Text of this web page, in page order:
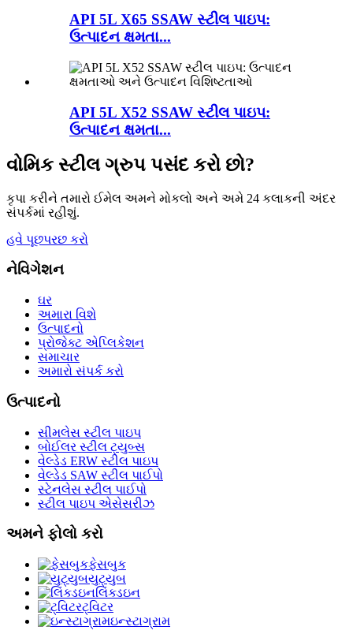
API 5L X65 SSAW સ્ટીલ પાઇપ:
ઉત્પાદન ક્ષમતા...
API 5L X52 SSAW સ્ટીલ પાઇપ:
ઉત્પાદન ક્ષમતા...
વોમિક સ્ટીલ ગ્રુપ પસંદ કરો છો?
કૃપા કરીને તમારો ઈમેલ અમને મોકલો અને અમે 24 કલાકની અંદર
સંપર્કમાં રહીશું.
હવે પૂછપરછ કરો
નેવિગેશન
ઘર
અમારા વિશે
ઉત્પાદનો
પ્રોજેક્ટ એપ્લિકેશન
સમાચાર
અમારો સંપર્ક કરો
ઉત્પાદનો
સીમલેસ સ્ટીલ પાઇપ
બોઈલર સ્ટીલ ટ્યુબ્સ
વેલ્ડેડ ERW સ્ટીલ પાઇપ
વેલ્ડેડ SAW સ્ટીલ પાઈપો
સ્ટેનલેસ સ્ટીલ પાઈપો
સ્ટીલ પાઇપ એસેસરીઝ
અમને ફોલો કરો
ફેસબુક
યુટ્યુબ
લિંક્ડઇન
ટ્વિટર
ઇન્સ્ટાગ્રામ